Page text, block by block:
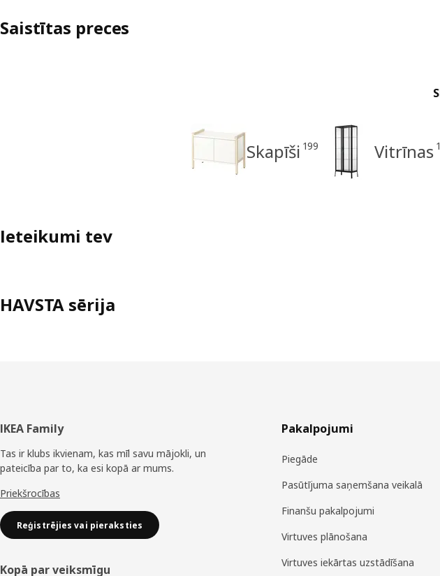
Saistītas preces
Skapīši 199 Vitrīnas
Ieteikumi tev
HAVSTA sērija
Kājene
IKEA Family
Tas ir klubs ikvienam, kas mīl savu mājokli, un
pateicība par to, ka esi kopā ar mums.
Priekšrocības
Reģistrējies vai pieraksties
Kopā par veiksmīgu
Pakalpojumi
Piegāde
Pasūtījuma saņemšana veikalā
Finanšu pakalpojumi
Virtuves plānošana
Virtuves iekārtas uzstādīšana